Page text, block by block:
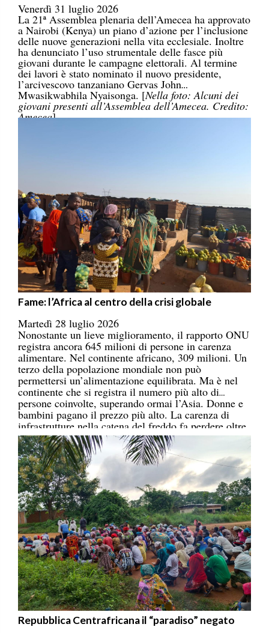
Venerdì 31 luglio 2026
La 21ª Assemblea plenaria dell’Amecea ha approvato
a Nairobi (Kenya) un piano d’azione per l’inclusione
delle nuove generazioni nella vita ecclesiale. Inoltre
ha denunciato l’uso strumentale delle fasce più
giovani durante le campagne elettorali. Al termine
dei lavori è stato nominato il nuovo presidente,
l’arcivescovo tanzaniano Gervas John
Mwasikwabhila Nyaisonga. [Nella foto: Alcuni dei
giovani presenti all’Assemblea dell’Amecea. Credito:
Amecea]
Fame: l’Africa al centro della crisi globale
Martedì 28 luglio 2026
Nonostante un lieve miglioramento, il rapporto ONU
registra ancora 645 milioni di persone in carenza
alimentare. Nel continente africano, 309 milioni. Un
terzo della popolazione mondiale non può
permettersi un’alimentazione equilibrata. Ma è nel
continente che si registra il numero più alto di
persone coinvolte, superando ormai l’Asia. Donne e
bambini pagano il prezzo più alto. La carenza di
infrastrutture nella catena del freddo fa perdere oltre
un terzo della produzione di frutta, verdura, pesce e
latticini.
Repubblica Centrafricana il “paradiso” negato